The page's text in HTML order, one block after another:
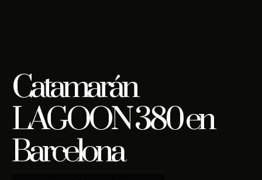
Catamarán
LAGOON 380 en
Barcelona